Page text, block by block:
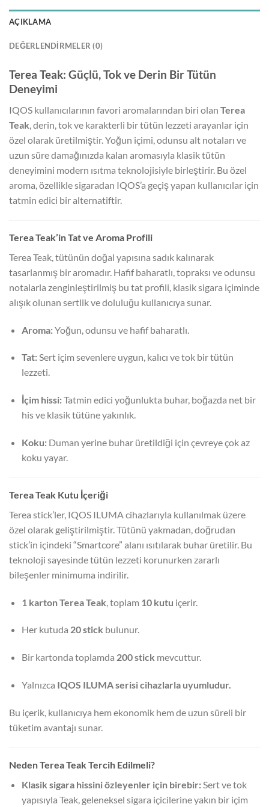
AÇIKLAMA
DEĞERLENDIRMELER (0)
Terea Teak: Güçlü, Tok ve Derin Bir Tütün
Deneyimi
IQOS kullanıcılarının favori aromalarından biri olan Terea
Teak, derin, tok ve karakterli bir tütün lezzeti arayanlar için
özel olarak üretilmiştir. Yoğun içimi, odunsu alt notaları ve
uzun süre damağınızda kalan aromasıyla klasik tütün
deneyimini modern ısıtma teknolojisiyle birleştirir. Bu özel
aroma, özellikle sigaradan IQOS’a geçiş yapan kullanıcılar için
tatmin edici bir alternatiftir.
Terea Teak’in Tat ve Aroma Profili
Terea Teak, tütünün doğal yapısına sadık kalınarak
tasarlanmış bir aromadır. Hafif baharatlı, topraksı ve odunsu
notalarla zenginleştirilmiş bu tat profili, klasik sigara içiminde
alışık olunan sertlik ve doluluğu kullanıcıya sunar.
Aroma:Yoğun, odunsu ve hafif baharatlı.
Tat:Sert içim sevenlere uygun, kalıcı ve tok bir tütün
lezzeti.
İçim hissi:Tatmin edici yoğunlukta buhar, boğazda net bir
his ve klasik tütüne yakınlık.
Koku:Duman yerine buhar üretildiği için çevreye çok az
koku yayar.
Terea Teak Kutu İçeriği
Terea stick’ler, IQOS ILUMA cihazlarıyla kullanılmak üzere
özel olarak geliştirilmiştir. Tütünü yakmadan, doğrudan
stick’in içindeki “Smartcore” alanı ısıtılarak buhar üretilir. Bu
teknoloji sayesinde tütün lezzeti korunurken zararlı
bileşenler minimuma indirilir.
1 karton Terea Teak , toplam 10 kutu içerir.
Her kutuda 20 stick bulunur.
Bir kartonda toplamda 200 stick mevcuttur.
Yalnızca IQOS ILUMA serisi cihazlarla uyumludur.
Bu içerik, kullanıcıya hem ekonomik hem de uzun süreli bir
tüketim avantajı sunar.
Neden Terea Teak Tercih Edilmeli?
Klasik sigara hissini özleyenler için birebir:Sert ve tok
yapısıyla Teak, geleneksel sigara içicilerine yakın bir içim